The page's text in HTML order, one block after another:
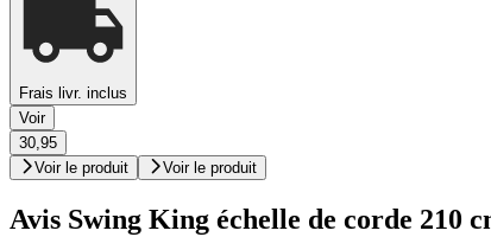
Frais livr. inclus
Voir
30,95
Voir le produit
Voir le produit
Avis Swing King échelle de corde 210